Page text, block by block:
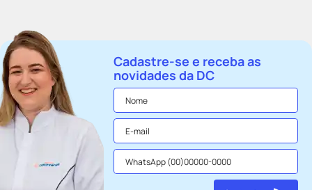
Cadastre-se e receba as
novidades da DC